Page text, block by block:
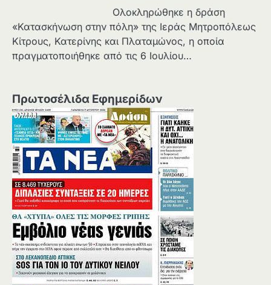
Ολοκληρώθηκε η δράση
«Κατασκήνωση στην πόλη» της Ιεράς Μητροπόλεως
Κίτρους, Κατερίνης και Πλαταμώνος, η οποία
πραγματοποιήθηκε από τις 6 Ιουλίου…
Πρωτοσέλιδα Εφημερίδων